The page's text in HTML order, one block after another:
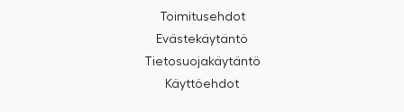
Toimitusehdot
Evästekäytäntö
Tietosuojakäytäntö
Käyttöehdot